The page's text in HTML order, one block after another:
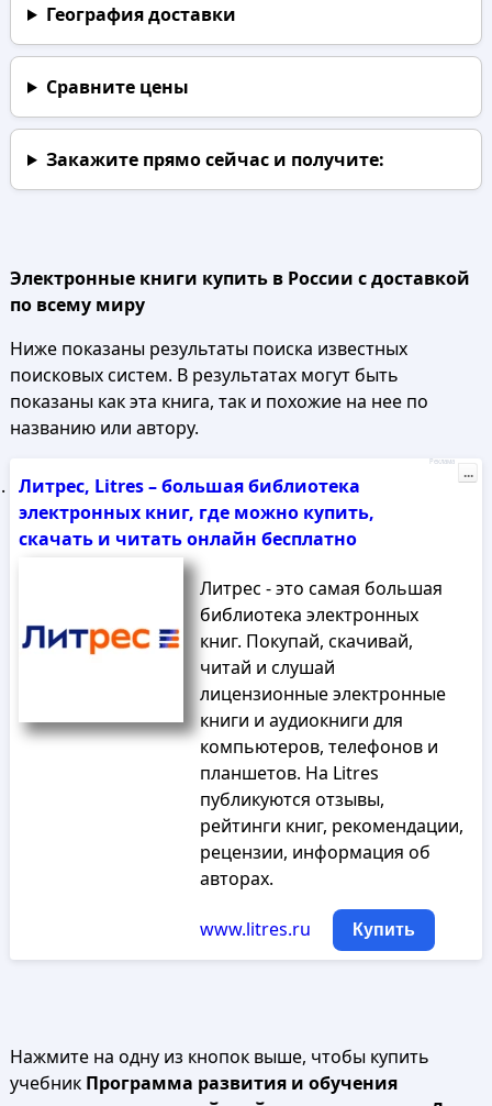
География доставки
Сравните цены
Закажите прямо сейчаси получите:
Электронные книги купить в России с доставкой
по всему миру
Ниже показаны результаты поиска известных
поисковых систем. В результатах могут быть
показаны как эта книга, так и похожие на нее по
названию или автору.
Литрес, Litres – большая библиотека
электронных книг, где можно купить,
скачать и читать онлайн бесплатно
Литрес - это самая большая
библиотека электронных
книг. Покупай, скачивай,
читай и слушай
лицензионные электронные
книги и аудиокниги для
компьютеров, телефонов и
планшетов. На Litres
публикуются отзывы,
рейтинги книг, рекомендации,
рецензии, информация об
авторах.
www.litres.ru Купить
Реклама
...
Нажмите на одну из кнопок выше, чтобы купить
учебник Программа развития и обучения